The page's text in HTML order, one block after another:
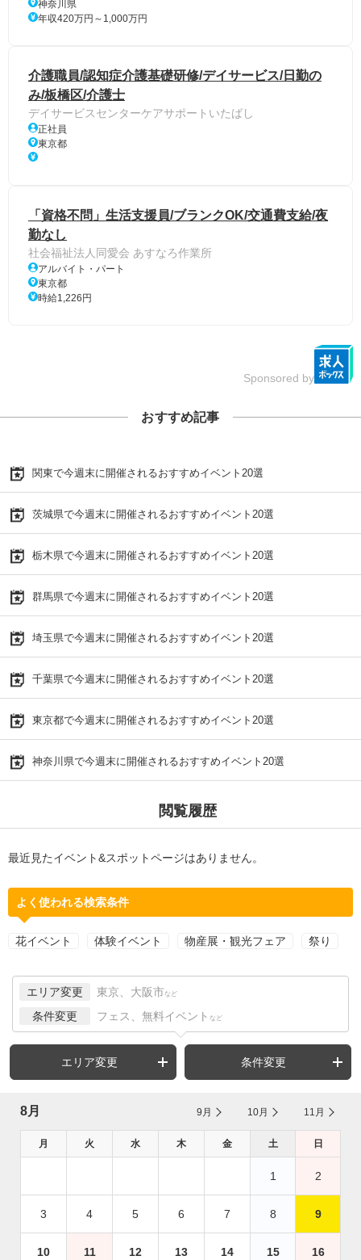
神奈川県
年収420万円～1,000万円
介護職員/認知症介護基礎研修/デイサービス/日勤の
み/板橋区/介護士
デイサービスセンターケアサポートいたばし
正社員
東京都
「資格不問」生活支援員/ブランクOK/交通費支給/夜
勤なし
社会福祉法人同愛会 あすなろ作業所
アルバイト・パート
東京都
時給1,226円
Sponsored by
おすすめ記事
関東で今週末に開催されるおすすめイベント20選
茨城県で今週末に開催されるおすすめイベント20選
栃木県で今週末に開催されるおすすめイベント20選
群馬県で今週末に開催されるおすすめイベント20選
埼玉県で今週末に開催されるおすすめイベント20選
千葉県で今週末に開催されるおすすめイベント20選
東京都で今週末に開催されるおすすめイベント20選
神奈川県で今週末に開催されるおすすめイベント20選
閲覧履歴
最近見たイベント&スポットページはありません。
よく使われる検索条件
花イベント 体験イベント 物産展・観光フェア 祭り
エリア変更 東京、大阪市 など
条件変更 フェス、無料イベント など
エリア変更 条件変更
8月 9月 10月 11月
月 火 水 木 金 土 日
1 2
3 4 5 6 7 8 9
10 11 12 13 14 15 16